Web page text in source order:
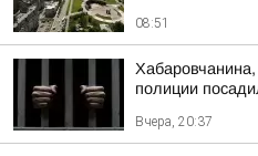
08:51
полиции
Вчера, 20:37